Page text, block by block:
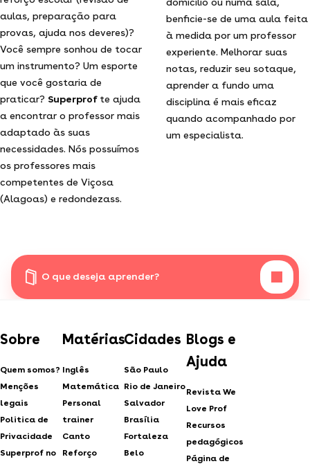
aulas, preparação para
provas, ajuda nos deveres)?
Você sempre sonhou de tocar
um instrumento? Um esporte
que você gostaria de
praticar? Superprof te ajuda
a encontrar o professor mais
adaptado às suas
necessidades. Nós possuímos
os professores mais
competentes de Viçosa
(Alagoas) e redondezass.
benficie-se de uma aula feita
à medida por um professor
experiente. Melhorar suas
notas, reduzir seu sotaque,
aprender a fundo uma
disciplina é mais eficaz
quando acompanhado por
um especialista.
O que deseja aprender?
Sobre
Quem somos?
Menções
legais
Politica de
Privacidade
Superprof no
Matérias
Inglês
Matemática
Personal
trainer
Canto
Reforço
Cidades
São Paulo
Rio de Janeiro
Salvador
Brasília
Fortaleza
Belo
Blogs e
Ajuda
Revista We
Love Prof
Recursos
pedagógicos
Página de